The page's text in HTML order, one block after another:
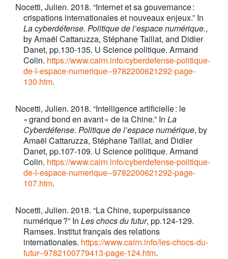
Nocetti, Julien. 2018. “Internet et sa gouvernance :
crispations internationales et nouveaux enjeux.” In
La cyberdéfense. Politique de l’espace numérique.,
by Amaël Cattaruzza, Stéphane Taillat, and Didier
Danet, pp.130-135. U Science politique. Armand
Colin. https://www.cairn.info/cyberdefense-politique-
de-l-espace-numerique--9782200621292-page-
130.htm.
Nocetti, Julien. 2018. “Intelligence artificielle : le
« grand bond en avant » de la Chine.” In La
Cyberdéfense. Politique de l’espace numérique, by
Amaël Cattaruzza, Stéphane Taillat, and Didier
Danet, pp.107-109. U Science politique. Armand
Colin. https://www.cairn.info/cyberdefense-politique-
de-l-espace-numerique--9782200621292-page-
107.htm.
Nocetti, Julien. 2018. “La Chine, superpuissance
numérique ?” In Les chocs du futur, pp.124-129.
Ramses. Institut français des relations
internationales. https://www.cairn.info/les-chocs-du-
futur--9782100779413-page-124.htm.